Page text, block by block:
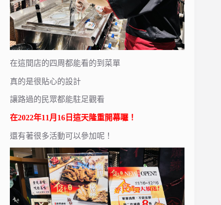
在這間店的四周都能看的到菜單
真的是很貼心的設計
讓路過的民眾都能駐足觀看
在2022年11月16日這天隆重開幕囉！
還有著很多活動可以參加呢！